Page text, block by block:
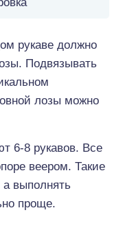
рукаве должно
Подвязывать
лозы можно
6-8 рукавов. Все
веером. Такие
а выполнять
проще.